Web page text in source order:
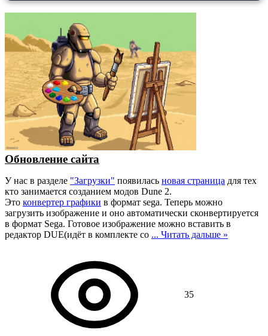
Обновление сайта
У нас в разделе "Загрузки" появилась новая страница для тех
кто занимается созданием модов Dune 2.
Это конвертер графики в формат sega. Теперь можно
загрузить изображение и оно автоматически сконвертируется
в формат Sega. Готовое изображение можно вставить в
редактор DUE(идёт в комплекте со ... Читать дальше »
35